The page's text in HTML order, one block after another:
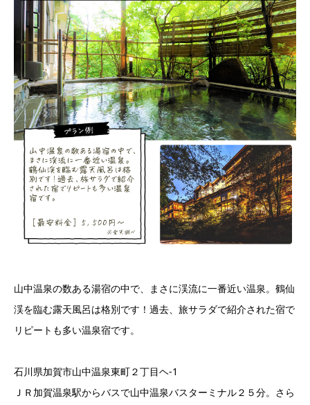
山中温泉の数ある湯宿の中で、まさに渓流に一番近い温泉。鶴仙
渓を臨む露天風呂は格別です！過去、旅サラダで紹介された宿で
リピートも多い温泉宿です。
石川県加賀市山中温泉東町２丁目ヘ-1
ＪＲ加賀温泉駅からバスで山中温泉バスターミナル２５分。さら